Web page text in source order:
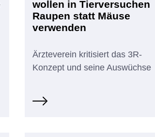
wollen in Tierversuchen
Raupen statt Mäuse
verwenden
Ärzteverein kritisiert das 3R-
Konzept und seine Auswüchse